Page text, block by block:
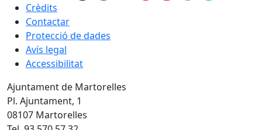
Crèdits
Contactar
Protecció de dades
Avís legal
Accessibilitat
Ajuntament de Martorelles
Pl. Ajuntament, 1
08107 Martorelles